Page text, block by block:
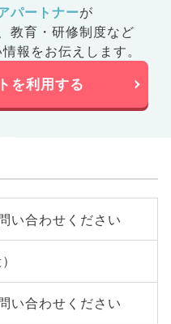
パートナーが
教育・研修制度など
報をお伝えします。
を利用する
い合わせください
い合わせください